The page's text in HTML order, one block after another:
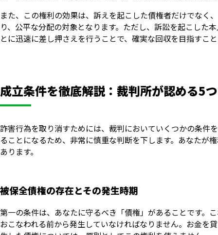
また、この権利の効果は、訴えを起こした債権者だけでなく
り、公平な分配の対象となります。ただし、訴訟を起こした
とに迅速に差し押さえを行うことで、確実な回収を目指すこ
成立条件を徹底解説：裁判所が認める5
詐害行為を取り消すためには、裁判においていくつかの条件
ることになるため、非常に慎重な判断を下します。あなたが
あります。
被保全債権の存在とその発生時期
第一の条件は、あなたに守るべき「債権」があることです。
おこなわれる前から発生していなければなりません。お金を